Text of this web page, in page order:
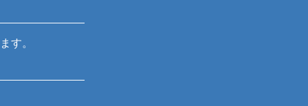
す。